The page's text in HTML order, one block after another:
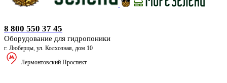
8 800 550 37 45
Оборудование для гидропоники
г. Люберцы, ул. Колхозная, дом 10
Лермонтовский Проспект